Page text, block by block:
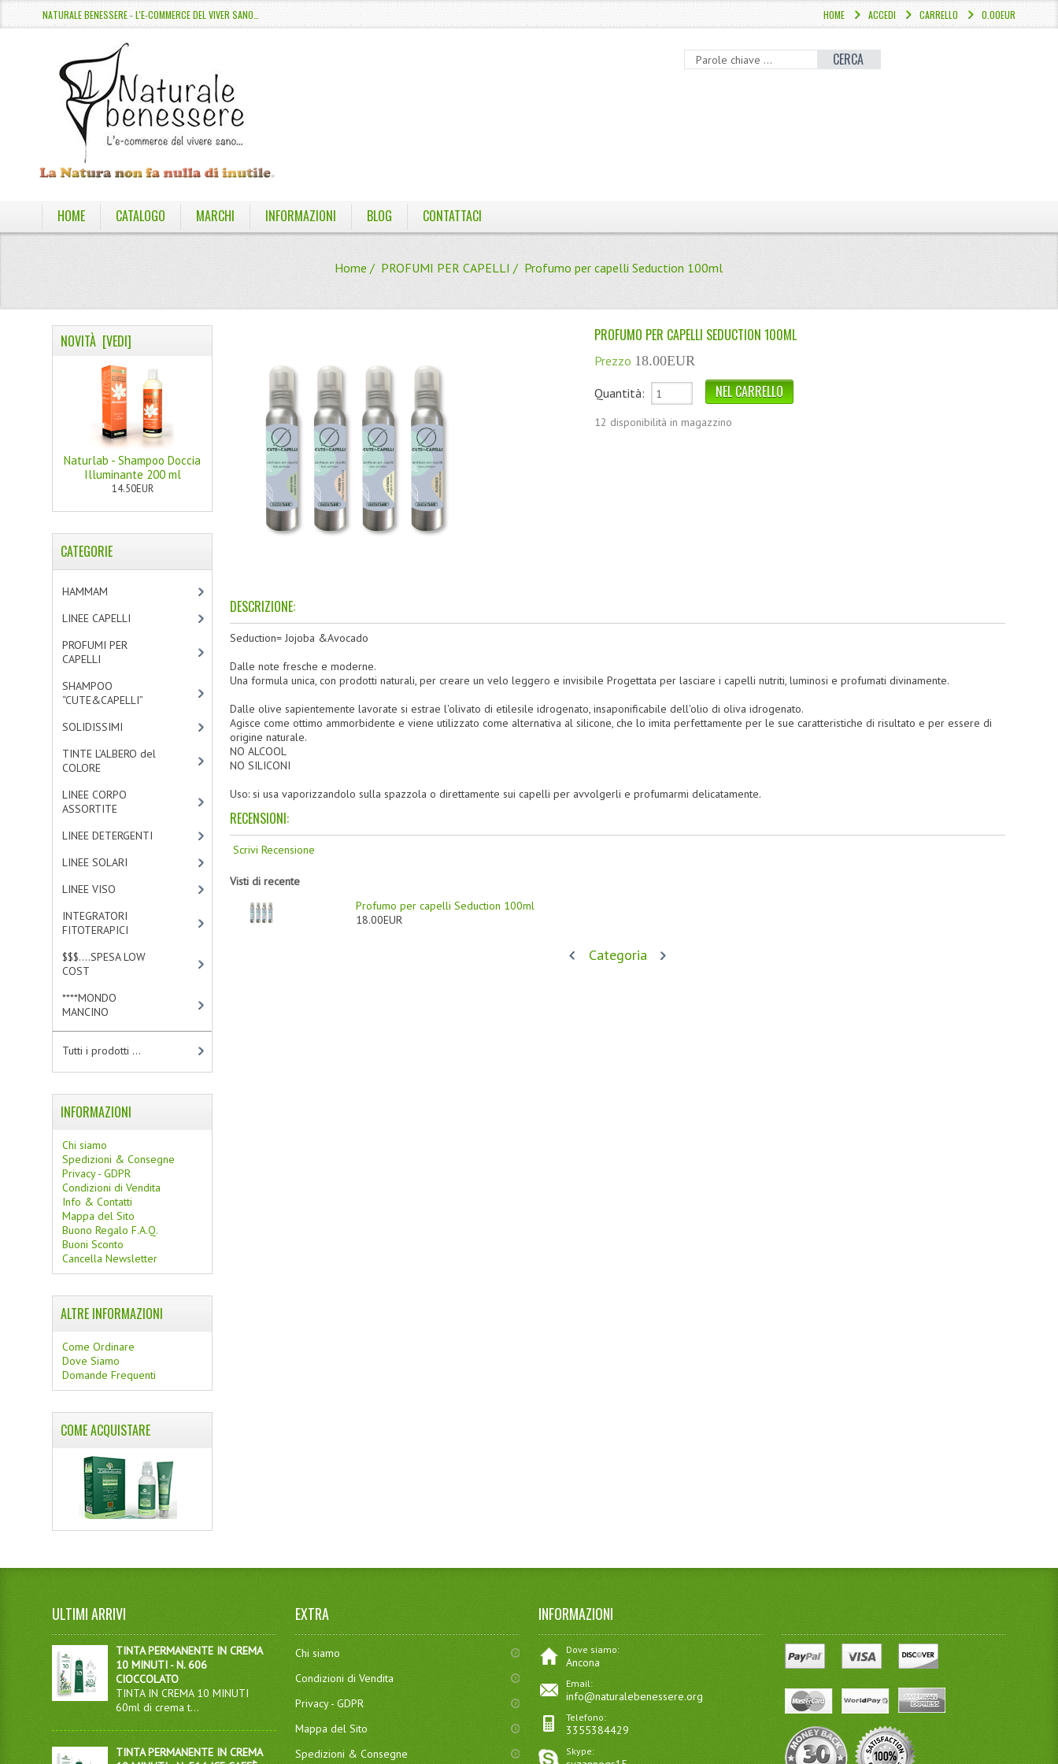
NATURALE BENESSERE - L'E-COMMERCE DEL VIVER SANO… 0.00EUR
CARRELLO
ACCEDI
HOME
CERCA
HOME CATALOGO MARCHI INFORMAZIONI BLOG CONTATTACI
Home / PROFUMI PER CAPELLI / Profumo per capelli Seduction 100ml
PROFUMO PER CAPELLI SEDUCTION 100ML
Prezzo 18.00EUR
Quantità:
12 disponibilità in magazzino
DESCRIZIONE:
Seduction= Jojoba &Avocado
Dalle note fresche e moderne.
Una formula unica, con prodotti naturali, per creare un velo leggero e invisibile Progettata per lasciare i capelli nutriti, luminosi e profumati divinamente.
Dalle olive sapientemente lavorate si estrae l'olivato di etilesile idrogenato, insaponificabile dell'olio di oliva idrogenato.
Agisce come ottimo ammorbidente e viene utilizzato come alternativa al silicone, che lo imita perfettamente per le sue caratteristiche di risultato e per essere di
origine naturale.
NO ALCOOL
NO SILICONI
Uso: si usa vaporizzandolo sulla spazzola o direttamente sui capelli per avvolgerli e profumarmi delicatamente.
RECENSIONI:
Scrivi Recensione
Visti di recente
Profumo per capelli Seduction 100ml
18.00EUR
Categoria
NOVITÀ [VEDI]
Naturlab - Shampoo Doccia
Illuminante 200 ml
14.50EUR
CATEGORIE
HAMMAM
LINEE CAPELLI
PROFUMI PER
CAPELLI
SHAMPOO
“CUTE&CAPELLI”
SOLIDISSIMI
TINTE L’ALBERO del
COLORE
LINEE CORPO
ASSORTITE
LINEE DETERGENTI
LINEE SOLARI
LINEE VISO
INTEGRATORI
FITOTERAPICI
$$$....SPESA LOW
COST
****MONDO
MANCINO
Tutti i prodotti ...
INFORMAZIONI
Chi siamo
Spedizioni & Consegne
Privacy - GDPR
Condizioni di Vendita
Info & Contatti
Mappa del Sito
Buono Regalo F.A.Q.
Buoni Sconto
Cancella Newsletter
ALTRE INFORMAZIONI
Come Ordinare
Dove Siamo
Domande Frequenti
COME ACQUISTARE
ULTIMI ARRIVI
TINTA PERMANENTE IN CREMA
10 MINUTI - N. 606
CIOCCOLATO
TINTA IN CREMA 10 MINUTI
60ml di crema t...
TINTA PERMANENTE IN CREMA
EXTRA
Chi siamo
Condizioni di Vendita
Privacy - GDPR
Mappa del Sito
Spedizioni & Consegne
INFORMAZIONI
Dove siamo:
Ancona
Email:
info@naturalebenessere.org
Telefono:
3355384429
Skype: